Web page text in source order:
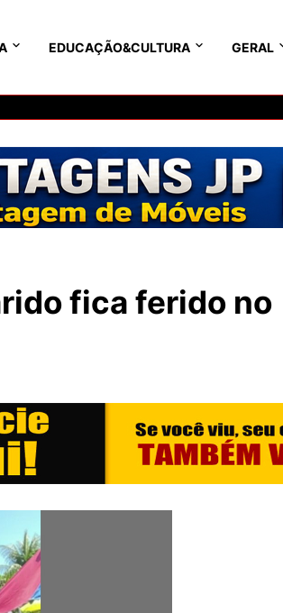
EDUCAÇÃO&CULTURA GERAL
fica ferido no